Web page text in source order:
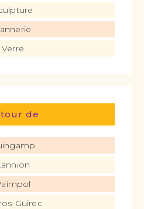
Verre
de
Guirec